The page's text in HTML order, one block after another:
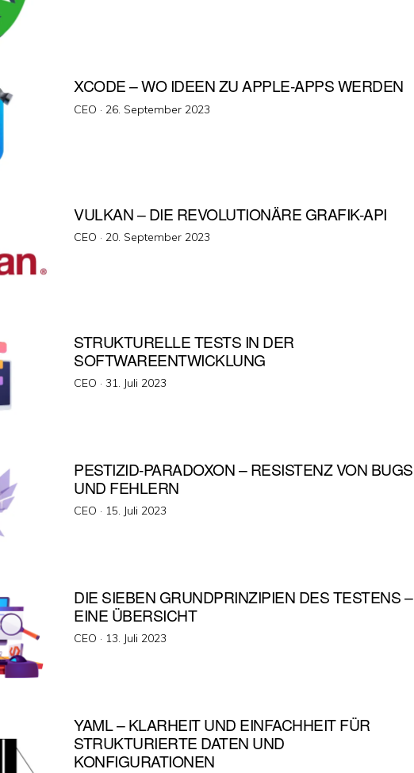
XCODE – WO IDEEN ZU APPLE-APPS WERDEN
CEO · Veröffentlicht
26. September 2023
VULKAN – DIE REVOLUTIONÄRE GRAFIK-API
CEO · Veröffentlicht
20. September 2023
STRUKTURELLE TESTS IN DER
SOFTWAREENTWICKLUNG
CEO ·Veröffentlicht
31. Juli 2023
PESTIZID-PARADOXON – RESISTENZ VON BUGS
UND FEHLERN
CEO · Veröffentlicht
15. Juli 2023
DIE SIEBEN GRUNDPRINZIPIEN DES TESTENS –
EINE ÜBERSICHT
CEO · Veröffentlicht
13. Juli 2023
YAML – KLARHEIT UND EINFACHHEIT FÜR
STRUKTURIERTE DATEN UND
KONFIGURATIONEN